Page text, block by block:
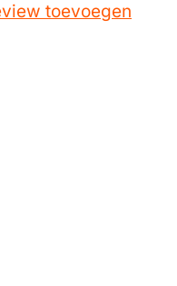
toevoegen